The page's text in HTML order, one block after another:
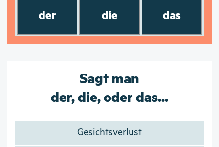
der die das
Sagt man
der, die, oder das...
Gesichtsverlust